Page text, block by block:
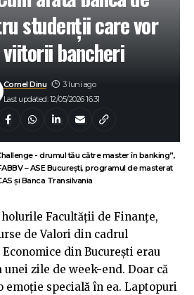
studenții care vor
bancheri
Last updated: 12/05/2026 16:31
Cornel Dinu 3 luni ago
- drumul tău către master în banking”,
– ASE București, programul de masterat
și Banca Transilvania
Facultății de Finanțe,
de Valori din cadrul
din București erau
zile de week-end. Doar că
emoție specială în ea. Laptopuri